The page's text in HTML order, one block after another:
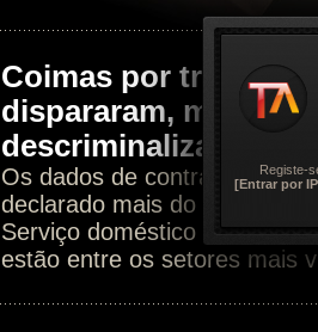
Coimas por trabalho
dispararam, mas
descriminalizar
Os dados de contratos
declarado mais do que
Serviço doméstico e
estão entre os setores mais
Registe-
[Entrar por